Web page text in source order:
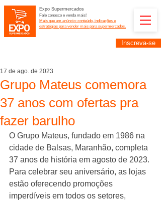
Expo Supermercados
Fale conosco e venda mais!
Mais que um anúncio: conteúdo, indicações e
estratégias para vender mais para supermercados.
Inscreva-se
Grupo Mateus comemora
37 anos com ofertas pra
fazer barulho
17 de ago. de 2023
O Grupo Mateus, fundado em 1986 na
cidade de Balsas, Maranhão, completa
37 anos de história em agosto de 2023.
Para celebrar seu aniversário, as lojas
estão oferecendo promoções
imperdíveis em todos os setores,